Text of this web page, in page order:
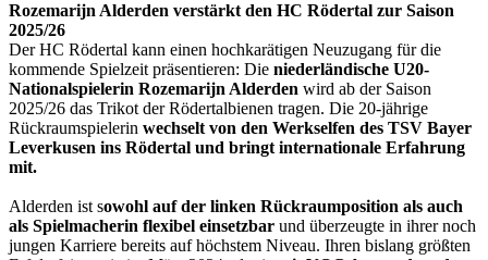
Rozemarijn Alderden verstärkt den HC Rödertal zur Saison
2025/26
Der HC Rödertal kann einen hochkarätigen Neuzugang für die
kommende Spielzeit präsentieren: Die niederländische U20-
Nationalspielerin Rozemarijn Alderden wird ab der Saison
2025/26 das Trikot der Rödertalbienen tragen. Die 20-jährige
Rückraumspielerin wechselt von den Werkselfen des TSV Bayer
Leverkusen ins Rödertal und bringt internationale Erfahrung
mit.
Alderden ist sowohl auf der linken Rückraumposition als auch
als Spielmacherin flexibel einsetzbar und überzeugte in ihrer noch
jungen Karriere bereits auf höchstem Niveau. Ihren bislang größten